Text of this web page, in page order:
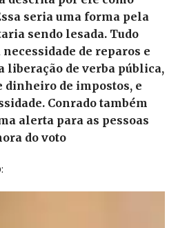
seria uma forma pela
sendo lesada. Tudo
de reparos e
liberação de verba pública,
dinheiro de impostos, e
Conrado também
alerta para as pessoas
do voto